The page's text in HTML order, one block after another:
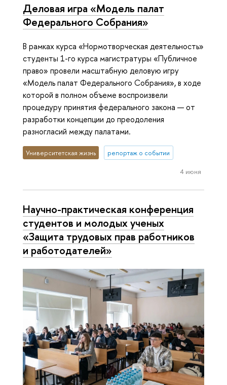
Деловая игра «Модель палат
Федерального Собрания»
В рамках курса «Нормотворческая деятельность»
студенты 1-го курса магистратуры «Публичное
право» провели масштабную деловую игру
«Модель палат Федерального Собрания», в ходе
которой в полном объеме воспроизвели
процедуру принятия федерального закона — от
разработки концепции до преодоления
разногласий между палатами.
Университетская жизнь репортаж о событии
4 июня
Научно-практическая конференция
студентов и молодых ученых
«Защита трудовых прав работников
и работодателей»